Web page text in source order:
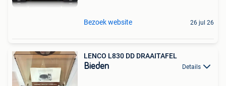
Bezoek website 26 jul 26
LENCO L830 DD DRAAITAFEL
Bieden Details